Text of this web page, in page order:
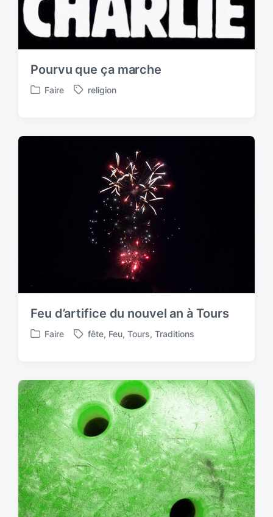
Pourvu que ça marche
P
t
Faire
T
g
religion
Feu d’artifice du nouvel an à Tours
P
t
e
d
i
n
Faire
T
g
e
d
w
i
t
h
fête, Feu, Tours, Traditions